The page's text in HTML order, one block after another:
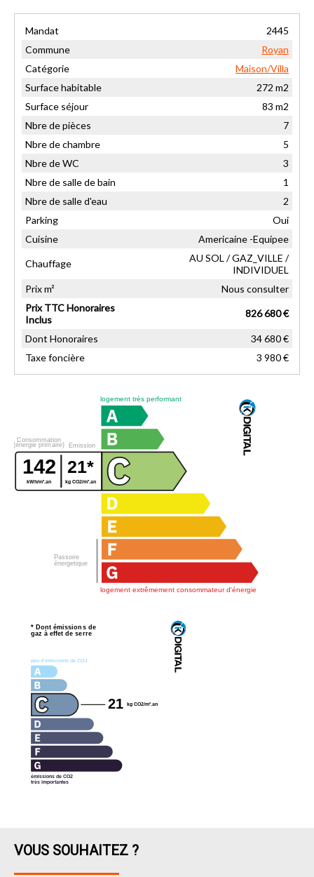
Mandat
2445
Commune
Royan
Catégorie
Maison/Villa
Surface habitable
272 m2
Surface séjour
83 m2
Nbre de pièces
7
Nbre de chambre
5
Nbre de WC
3
Nbre de salle de bain
1
Nbre de salle d'eau
2
Parking
Oui
Cuisine
Americaine -Equipee
Chauffage
AU SOL / GAZ_VILLE /
INDIVIDUEL
Prix m²
Nous consulter
Prix TTC Honoraires
Inclus
826 680 €
Dont Honoraires
34 680 €
Taxe foncière
3 980 €
VOUS SOUHAITEZ ?